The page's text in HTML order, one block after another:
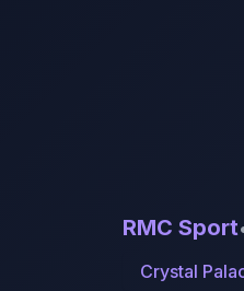
RMC Sport
Crystal